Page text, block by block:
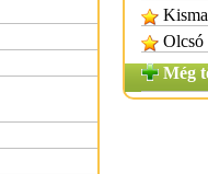
Olcsó
Még